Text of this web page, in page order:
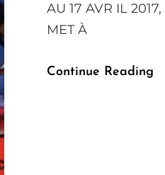
AU 17 AVR IL
MET À
Continue Reading